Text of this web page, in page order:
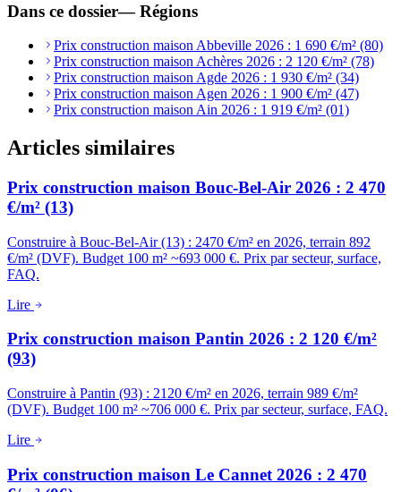
Dans ce dossier—Régions
Prix construction maison Abbeville 2026 : 1 690 €/m² (80)
Prix construction maison Achères 2026 : 2 120 €/m² (78)
Prix construction maison Agde 2026 : 1 930 €/m² (34)
Prix construction maison Agen 2026 : 1 900 €/m² (47)
Prix construction maison Ain 2026 : 1 919 €/m² (01)
Articles similaires
Prix construction maison Bouc-Bel-Air 2026 : 2 470
€/m² (13)
Construire à Bouc-Bel-Air (13) : 2470 €/m² en 2026, terrain 892
€/m² (DVF). Budget 100 m² ~693 000 €. Prix par secteur, surface,
FAQ.
Lire
Prix construction maison Pantin 2026 : 2 120 €/m²
(93)
Construire à Pantin (93) : 2120 €/m² en 2026, terrain 989 €/m²
(DVF). Budget 100 m² ~706 000 €. Prix par secteur, surface, FAQ.
Lire
Prix construction maison Le Cannet 2026 : 2 470